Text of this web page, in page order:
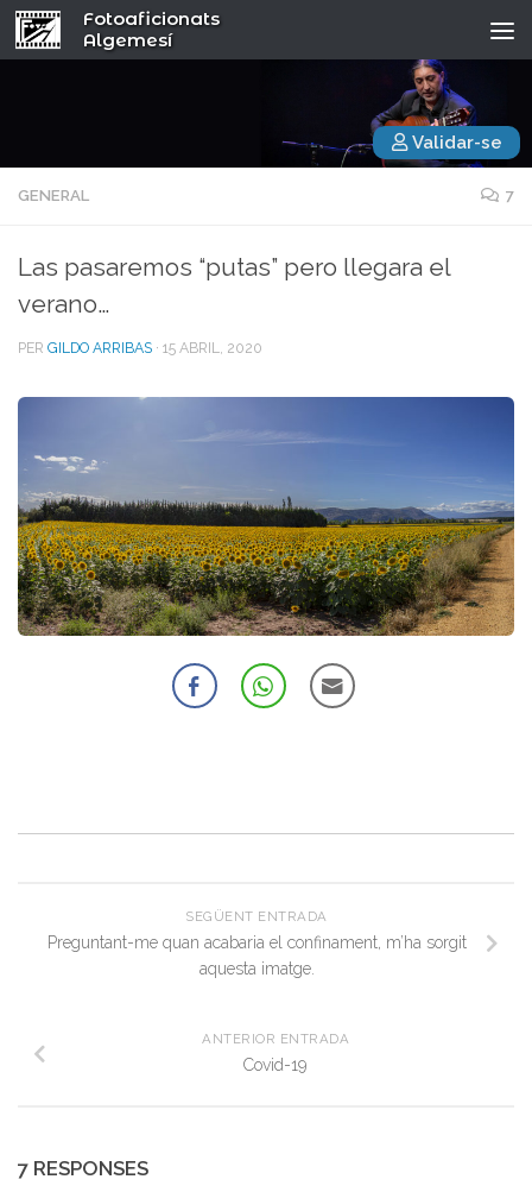
Fotoaficionats
Algemesí
Validar-se
GENERAL 7
Las pasaremos “putas” pero llegara el
verano…
PER GILDO ARRIBAS · 15 ABRIL, 2020
SEGÜENT ENTRADA
Preguntant-me quan acabaria el confinament, m’ha sorgit
aquesta imatge.
ANTERIOR ENTRADA
Covid-19
7 RESPONSES